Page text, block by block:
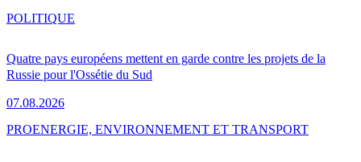
Quatre pays européens mettent en garde contre les projets de la
Russie pour l'Ossétie du Sud
07.08.2026
POLITIQUE
PROENERGIE, ENVIRONNEMENT ET TRANSPORT